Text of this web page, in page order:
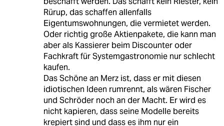
Rürup, das schaffen allenfalls
Eigentumswohnungen, die vermietet werden.
Oder richtig große Aktienpakete, die kann man
aber als Kassierer beim Discounter oder
Fachkraft für Systemgastronomie nur schlecht
kaufen.
Das Schöne an Merz ist, dass er mit diesen
idiotischen Ideen rumrennt, als wären Fischer
und Schröder noch an der Macht. Er wird es
nicht kapieren, dass seine Modelle bereits
krepiert sind und dass es ihm nur ein